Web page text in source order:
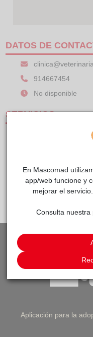
DATOS DE
914667454
No disponible
SERVICIOS
CLÍNICAS
PEDIR CITA
Aplicación para la
En Mascomad
app/web funcione y
mejorar el
Consulta